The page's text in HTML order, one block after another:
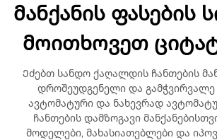
მანქანის ფასების
მოითხოვეთ
Ეძებთ სანდო ქაღალდის ჩანთების
დროშეუდგენელი და გამჭვირვალე
ავტომატური და ნახევრად
ჩანთების დამზოგავი
მოდელები, მახასიათებლები და